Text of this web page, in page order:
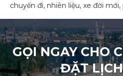
chuyến đi, nhiên liệu, xe đời
GỌI NGAY CHO
ĐẶT